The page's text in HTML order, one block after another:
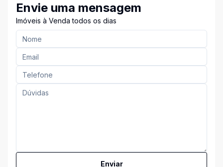
Envie uma mensagem
Imóveis à Venda todos os dias
Enviar